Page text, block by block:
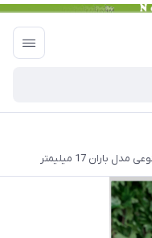
باران 17 میلیمتر